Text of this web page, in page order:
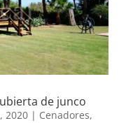
de junco
2020| Cenadores,